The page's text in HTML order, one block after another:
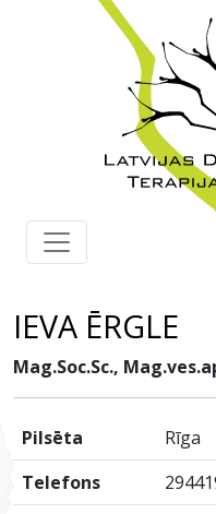
IEVA ĒRGLE
Mag.Soc.Sc.,
Pilsēta
Rīga
Telefons